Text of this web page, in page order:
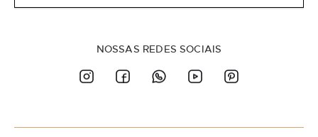
s
NOSSAS REDES SOCIAIS